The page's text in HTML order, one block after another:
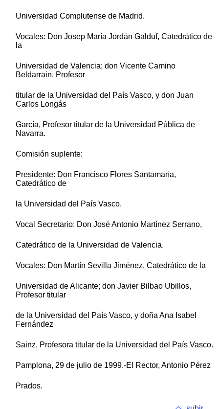
Universidad Complutense de Madrid.
Vocales: Don Josep María Jordán Galduf, Catedrático de
la
Universidad de Valencia; don Vicente Camino
Beldarrain, Profesor
titular de la Universidad del País Vasco, y don Juan
Carlos Longás
García, Profesor titular de la Universidad Pública de
Navarra.
Comisión suplente:
Presidente: Don Francisco Flores Santamaría,
Catedrático de
la Universidad del País Vasco.
Vocal Secretario: Don José Antonio Martínez Serrano,
Catedrático de la Universidad de Valencia.
Vocales: Don Martín Sevilla Jiménez, Catedrático de la
Universidad de Alicante; don Javier Bilbao Ubillos,
Profesor titular
de la Universidad del País Vasco, y doña Ana Isabel
Fernández
Sainz, Profesora titular de la Universidad del País Vasco.
Pamplona, 29 de julio de 1999.-El Rector, Antonio Pérez
Prados.